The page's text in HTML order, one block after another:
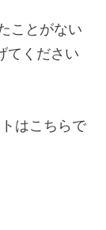
ことがない
てください
はこちらで